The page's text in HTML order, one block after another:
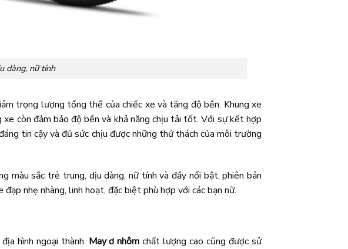
dàng, nữ tính
trọng lượng tổng thể của chiếc xe và tăng độ bền. Khung xe
còn đảm bảo độ bền và khả năng chịu tải tốt. Với sự kết hợp
tin cậy và đủ sức chịu được những thử thách của môi trường
màu sắc trẻ trung, dịu dàng, nữ tính và đầy nổi bật, phiên bản
nhẹ nhàng, linh hoạt, đặc biệt phù hợp với các bạn nữ.
hình ngoại thành. May ơ nhôm chất lượng cao cũng được sử